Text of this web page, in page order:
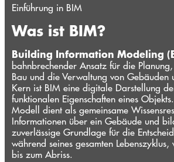
Einführung in BIM
Was ist BIM?
Building Information Modeling
bahnbrechender Ansatz für die
Bau und die Verwaltung von Gebäuden
Kern ist BIM eine digitale Darstellung
funktionalen Eigenschaften eines
Modell dient als gemeinsame
Informationen über ein Gebäude und
zuverlässige Grundlage für die
während seines gesamten
bis zum Abriss.